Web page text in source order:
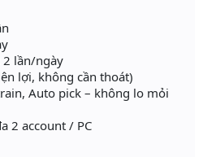
2 lần/ngày
lợi, không cần thoát)
Auto pick – không lo mỏi
2 account / PC